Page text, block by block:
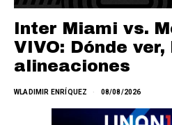
Inter Miami vs.
VIVO: Dónde
alineaciones
WLADIMIR ENRÍQUEZ 08/08/2026